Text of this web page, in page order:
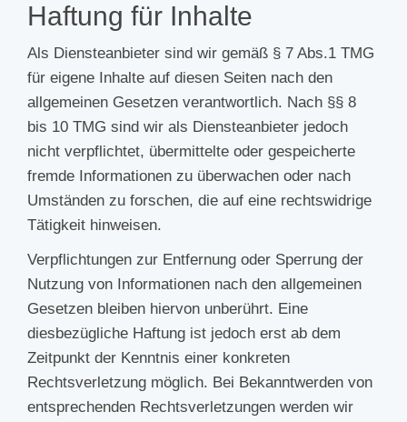
Haftung für Inhalte
Als Diensteanbieter sind wir gemäß § 7 Abs.1 TMG
für eigene Inhalte auf diesen Seiten nach den
allgemeinen Gesetzen verantwortlich. Nach §§ 8
bis 10 TMG sind wir als Diensteanbieter jedoch
nicht verpflichtet, übermittelte oder gespeicherte
fremde Informationen zu überwachen oder nach
Umständen zu forschen, die auf eine rechtswidrige
Tätigkeit hinweisen.
Verpflichtungen zur Entfernung oder Sperrung der
Nutzung von Informationen nach den allgemeinen
Gesetzen bleiben hiervon unberührt. Eine
diesbezügliche Haftung ist jedoch erst ab dem
Zeitpunkt der Kenntnis einer konkreten
Rechtsverletzung möglich. Bei Bekanntwerden von
entsprechenden Rechtsverletzungen werden wir